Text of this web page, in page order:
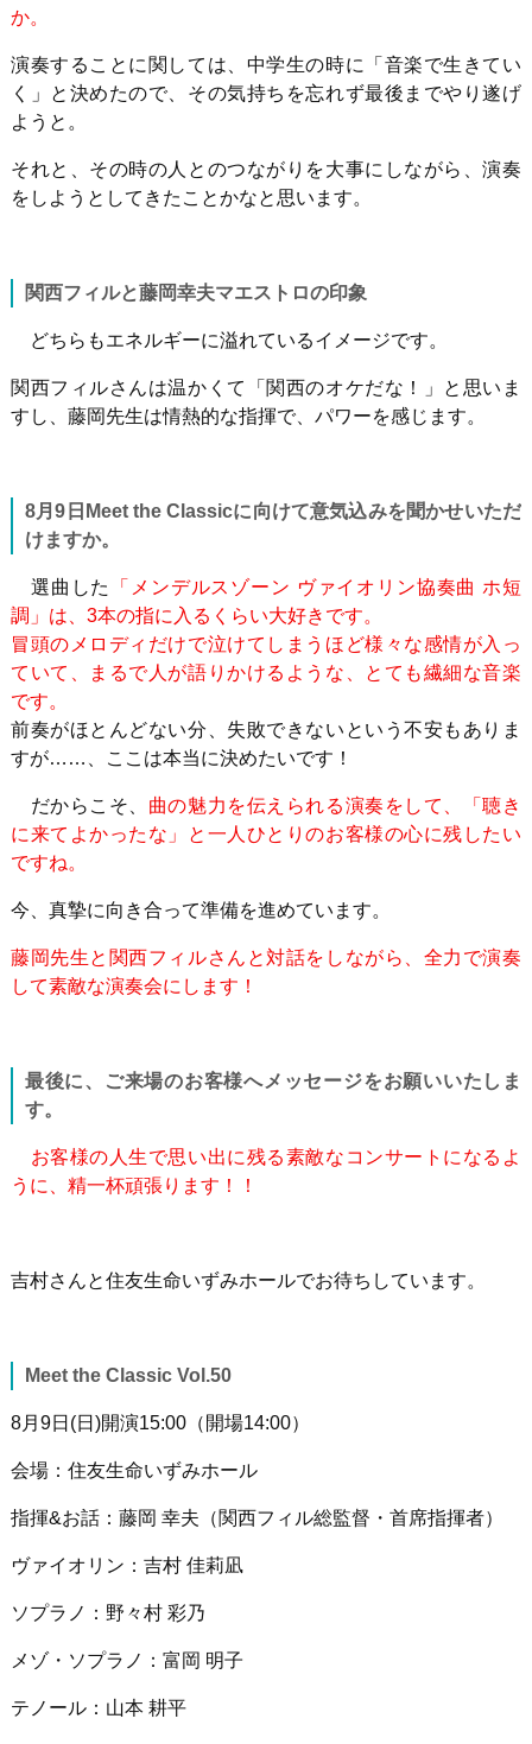
か。
演奏することに関しては、中学生の時に「音楽で生きてい
く」と決めたので、その気持ちを忘れず最後までやり遂げ
ようと。
それと、その時の人とのつながりを大事にしながら、演奏
をしようとしてきたことかなと思います。
関西フィルと藤岡幸夫マエストロの印象
どちらもエネルギーに溢れているイメージです。
関西フィルさんは温かくて「関西のオケだな！」と思いま
すし、藤岡先生は情熱的な指揮で、パワーを感じます。
8月9 日 Meet the Classicに向けて意気込みを聞かせいただ
けますか。
選曲した
「メンデルスゾーン ヴァイオリン協奏曲 ホ短
調」は、3本の指に入るくらい大好きです。
冒頭のメロディだけで泣けてしまうほど様々な感情が入っ
ていて、まるで人が語りかけるような、とても繊細な音楽
です。
前奏がほとんどない分、失敗できないという不安もありま
すが…… 、ここは本当に決めたいです！
だからこそ、 曲の魅力を伝えられる演奏をして、「聴き
に来てよかったな」と一人ひとりのお客様の心に残したい
ですね。
今、真摯に向き合って準備を進めています。
藤岡先生と関西フィルさんと対話をしながら、全力で演奏
して素敵な演奏会にします！
最後に、ご来場のお客様へメッセージをお願いいたしま
す。
お客様の人生で思い出に残る素敵なコンサートになるよ
うに、精一杯頑張ります！！
吉村さんと住友生命いずみホールでお待ちしています。
Meet the Classic Vol.50
8月 9日 (日 )開演15:00（開場14:00）
会場：住友生命いずみホール
指揮&お話：藤岡 幸夫（関西フィル総監督・首席指揮者）
ヴァイオリン：吉村 佳莉凪
ソプラノ：野々村 彩乃
メゾ・ソプラノ：富岡 明子
テノール：山本 耕平